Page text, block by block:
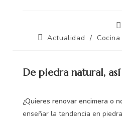
Actualidad /
De piedra natural,
¿Quieres renovar encimera o
enseñar la tendencia en